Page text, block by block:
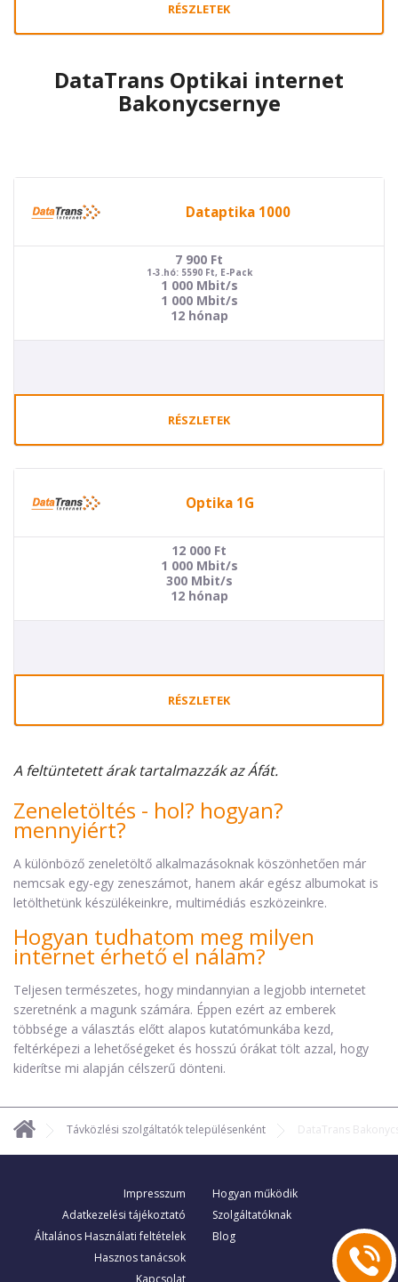
RÉSZLETEK
DataTrans Optikai internet
Bakonycsernye
Dataptika 1000
7 900 Ft
1-3.hó: 5590 Ft, E-Pack
1 000 Mbit/s
1 000 Mbit/s
12 hónap
RÉSZLETEK
Optika 1G
12 000 Ft
1 000 Mbit/s
300 Mbit/s
12 hónap
RÉSZLETEK
A feltüntetett árak tartalmazzák az Áfát.
Zeneletöltés - hol? hogyan?
mennyiért?
A különböző zeneletöltő alkalmazásoknak köszönhetően már
nemcsak egy-egy zeneszámot, hanem akár egész albumokat is
letölthetünk készülékeinkre, multimédiás eszközeinkre.
Hogyan tudhatom meg milyen
internet érhető el nálam?
Teljesen természetes, hogy mindannyian a legjobb internetet
szeretnénk a magunk számára. Éppen ezért az emberek
többsége a választás előtt alapos kutatómunkába kezd,
feltérképezi a lehetőségeket és hosszú órákat tölt azzal, hogy
kiderítse mi alapján célszerű dönteni.
Távközlési szolgáltatók településenként DataTrans
Impresszum
Adatkezelési tájékoztató
Általános Használati feltételek
Hasznos tanácsok
Kapcsolat
Hogyan működik
Szolgáltatóknak
Blog